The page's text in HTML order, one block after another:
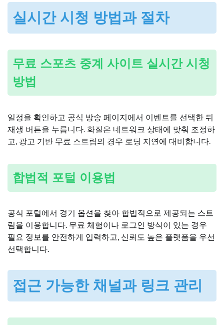
실시간 시청 방법과 절차
무료 스포츠 중계 사이트 실시간 시청
방법
일정을 확인하고 공식 방송 페이지에서 이벤트를 선택한 뒤
재생 버튼을 누릅니다. 화질은 네트워크 상태에 맞춰 조정하
고, 광고 기반 무료 스트림의 경우 로딩 지연에 대비합니다.
합법적 포털 이용법
공식 포털에서 경기 옵션을 찾아 합법적으로 제공되는 스트
림을 이용합니다. 무료 체험이나 로그인 방식이 있는 경우
필요 정보를 안전하게 입력하고, 신뢰도 높은 플랫폼을 우선
선택합니다.
접근 가능한 채널과 링크 관리